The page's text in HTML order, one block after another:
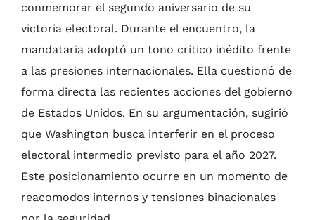
conmemorar el segundo aniversario de su
victoria electoral. Durante el encuentro, la
mandataria adoptó un tono crítico inédito frente
a las presiones internacionales. Ella cuestionó de
forma directa las recientes acciones del gobierno
de Estados Unidos. En su argumentación, sugirió
que Washington busca interferir en el proceso
electoral intermedio previsto para el año 2027.
Este posicionamiento ocurre en un momento de
reacomodos internos y tensiones binacionales